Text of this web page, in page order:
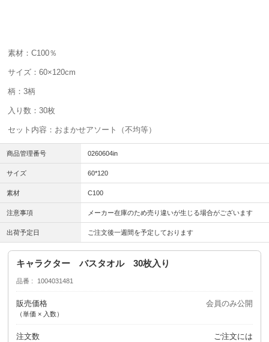
素材：C100％
サイズ：60×120cm
柄：3柄
入り数：30枚
セット内容：おまかせアソート（不均等）
商品管理番号 0260604in
サイズ 60*120
素材 C100
注意事項 メーカー在庫のため売り違いが生じる場合がございます
出荷予定日 ご注文後一週間を予定しております
キャラクター バスタオル 30枚入り
品番 1004031481
販売価格
（単価 × 入数）
会員のみ公開
注文数
ご注文には